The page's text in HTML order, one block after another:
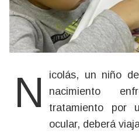
Nicolás, un niño de 9 años que desde su
nacimiento
tratamiento por
ocular, deberá